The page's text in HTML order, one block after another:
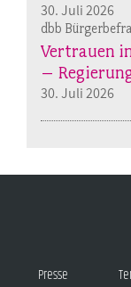
30. Juli 2026
dbb
Vertrauen
–
30. Juli 2026
Presse